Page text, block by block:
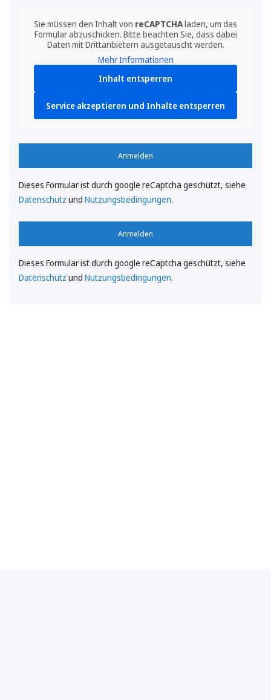
Sie müssen den Inhalt von reCAPTCHAladen, um das
Formular abzuschicken. Bitte beachten Sie, dass dabei
Daten mit Drittanbietern ausgetauscht werden.
Mehr Informationen
Inhalt entsperren
Service akzeptieren und Inhalte entsperren
Anmelden
Dieses Formular ist durch google reCaptcha geschützt, siehe
Datenschutz und Nutzungsbedingungen.
Anmelden
Dieses Formular ist durch google reCaptcha geschützt, siehe
Datenschutz und Nutzungsbedingungen.